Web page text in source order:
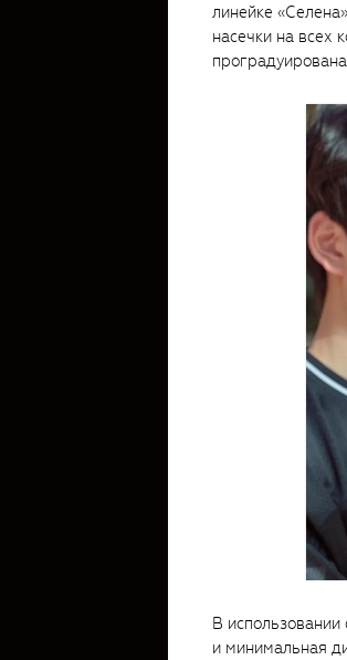
линейке
насечки на всех
В использовании
и минимальная